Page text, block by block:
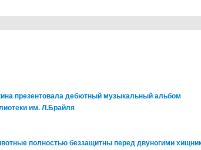
презентовала дебютный музыкальный альбом
им. Л.Брайля
полностью беззащитны перед двуногими